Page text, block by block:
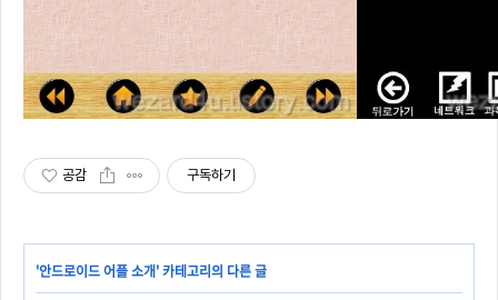
공감 구독하기
'안드로이드 어플 소개' 카테고리의 다른 글